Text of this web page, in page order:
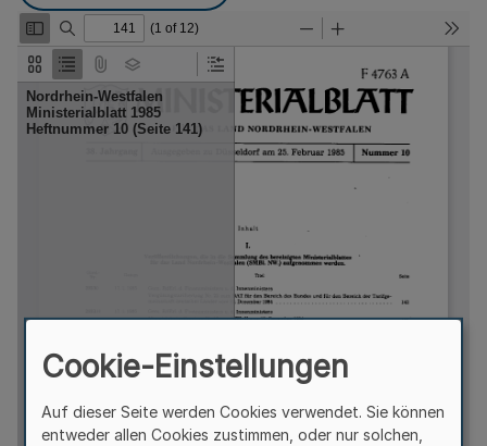
Cookie-Einstellungen
Auf dieser Seite werden Cookies verwendet. Sie können
entweder allen Cookies zustimmen, oder nur solchen,